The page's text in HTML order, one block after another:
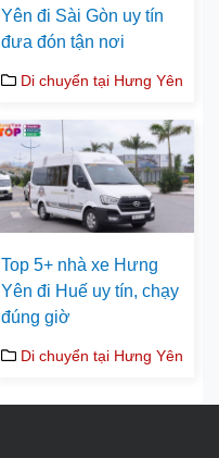
Yên đi Sài Gòn uy tín
đưa đón tận nơi
Di chuyển tại Hưng Yên
Top 5+ nhà xe Hưng
Yên đi Huế uy tín, chạy
đúng giờ
Di chuyển tại Hưng Yên